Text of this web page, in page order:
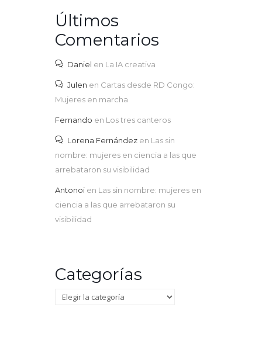
Últimos
Comentarios
Daniel en La IA creativa
Julen en Cartas desde RD Congo:
Mujeres en marcha
Fernando en Los tres canteros
Lorena Fernández en Las sin
nombre: mujeres en ciencia a las que
arrebataron su visibilidad
Antonoi en Las sin nombre: mujeres en
ciencia a las que arrebataron su
visibilidad
Categorías
Categorías